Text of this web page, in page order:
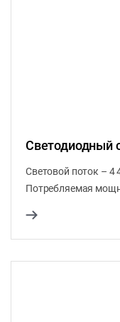
Светодиодный
Световой поток – 4
Потребляемая